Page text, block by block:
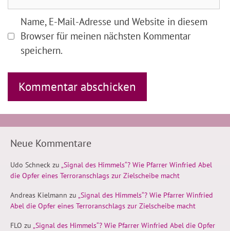
Name, E-Mail-Adresse und Website in diesem
Browser für meinen nächsten Kommentar
speichern.
Neue Kommentare
Udo Schneck zu „Signal des Himmels“? Wie Pfarrer Winfried Abel
die Opfer eines Terroranschlags zur Zielscheibe macht
Andreas Kielmann zu „Signal des Himmels“? Wie Pfarrer Winfried
Abel die Opfer eines Terroranschlags zur Zielscheibe macht
FLO zu „Signal des Himmels“? Wie Pfarrer Winfried Abel die Opfer